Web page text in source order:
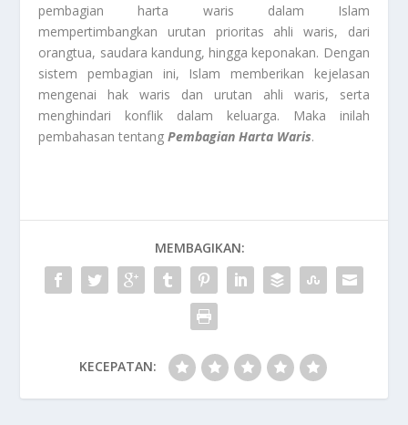
pembagian harta waris dalam Islam
mempertimbangkan urutan prioritas ahli waris, dari
orangtua, saudara kandung, hingga keponakan. Dengan
sistem pembagian ini, Islam memberikan kejelasan
mengenai hak waris dan urutan ahli waris, serta
menghindari konflik dalam keluarga. Maka inilah
pembahasan tentangPembagian Harta Waris.
MEMBAGIKAN:
KECEPATAN: